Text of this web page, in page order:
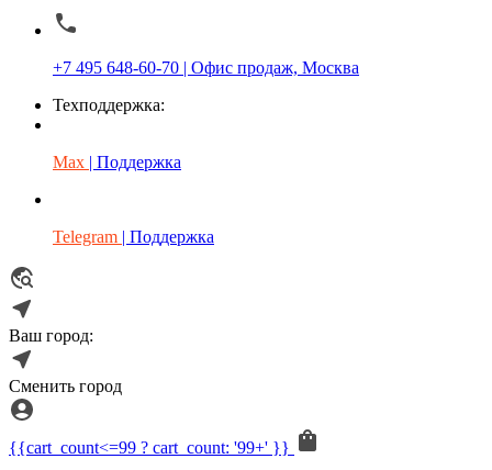
+7 495 648-60-70 | Офис продаж, Москва
Техподдержка:
Max | Поддержка
Telegram | Поддержка
Ваш город:
Сменить город
{{cart_count<=99 ? cart_count: '99+' }}